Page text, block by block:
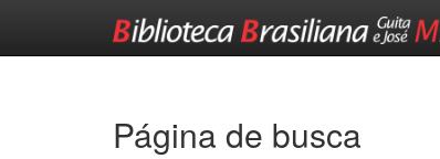
Página de busca